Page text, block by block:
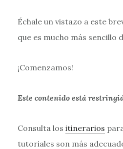
Échale un vistazo a este
que es mucho más sencillo
¡Comenzamos!
Este contenido está
Consulta los itinerarios
tutoriales son más